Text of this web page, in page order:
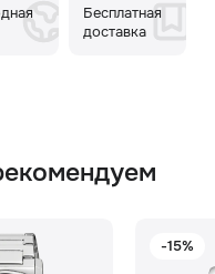
Бесплатная
доставка
-15%